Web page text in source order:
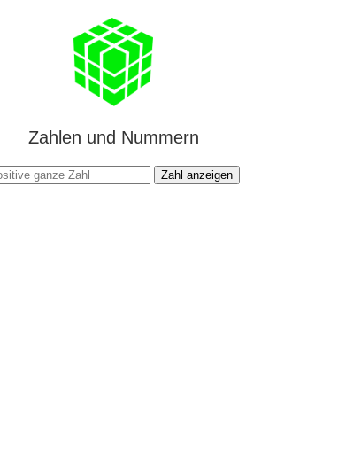
Zahlen und Nummern
Zahl anzeigen